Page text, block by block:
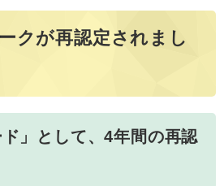
クが再認定されまし
ド」として、4年間の再認